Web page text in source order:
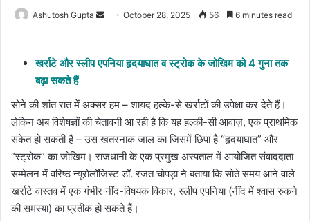
Ashutosh Gupta
SendOctober 28, 2025 56 6 minutes read
खर्राटे और स्लीप एपनिया हृदयाघात व स्ट्रोक के जोखिम को 4 गुना तक
बढ़ा सकते हैं
सोने की शांत रात में अक्सर हम – शायद हल्के-से खर्राटों की उपेक्षा कर देते हैं।
लेकिन अब विशेषज्ञों की चेतावनी आ रही है कि यह हल्की-सी आवाज़, एक प्राथमिक
संकेत हो सकती है – उस खतरनाक जाल का जिसमें छिपा है “हृदयाघात” और
“स्ट्रोक” का जोखिम। राजधानी के एक प्रमुख अस्पताल में आयोजित संवाददाता
सम्मेलन में वरिष्ठ न्यूरोलॉजिस्ट डॉ. रजत चोपड़ा ने बताया कि सोते समय आने वाले
खर्राटे वास्तव में एक गंभीर नींद-विषयक विकार, स्लीप एपनिया (नींद में श्वास रुकने
की समस्या) का प्रतीक हो सकते हैं।